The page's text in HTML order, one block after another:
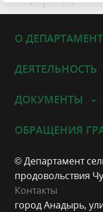
О
ДЕЯТЕЛЬНОСТЬ
ДОКУМЕНТЫ
ОБРАЩЕНИЯ
© Департамент
продовольствия
Контакты
город Анадырь,